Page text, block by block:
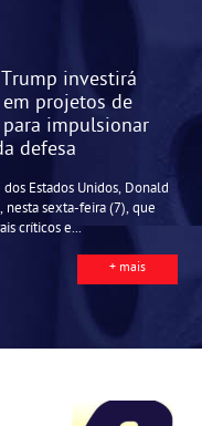
investirá
projetos de
impulsionar
defesa
Estados Unidos, Donald
nesta sexta-feira (7), que
críticos e...
+ mais